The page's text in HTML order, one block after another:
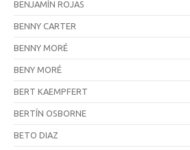
BENJAMÍN ROJAS
BENNY CARTER
BENNY MORÉ
BENY MORÉ
BERT KAEMPFERT
BERTÍN OSBORNE
BETO DIAZ